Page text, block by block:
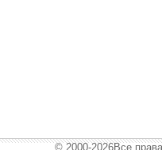
© 2000-2026Все